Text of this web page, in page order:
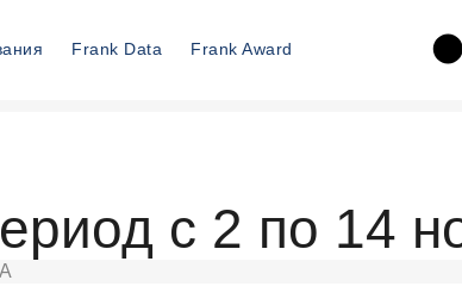
Frank Data Frank Award
с 2 по 14